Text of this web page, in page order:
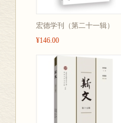
宏德学刊（第二十一辑）
¥146.00